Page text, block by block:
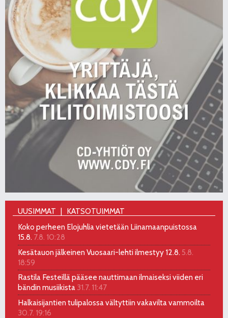
UUSIMMAT
KATSOTUIMMAT
Koko perheen Elojuhlia vietetään Liinamaanpuistossa
15.8. 7.8. 10:28
Kesätauon jälkeinen Vuosaari-lehti ilmestyy 12.8. 5.8.
18:59
Rastila Festeillä pääsee nauttimaan ilmaiseksi viiden eri
bändin musiikista 31.7. 11:47
Halkaisijantien tulipalossa vältyttiin vakavilta vammoilta
30.7. 19:16